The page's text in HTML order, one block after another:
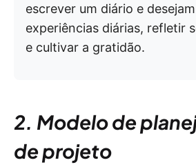
escrever um diário e
experiências diárias, refletir
e cultivar a gratidão.
2. Modelo de
de projeto